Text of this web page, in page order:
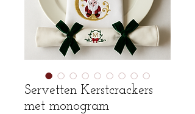
Servetten Kerstcrackers
met monogram